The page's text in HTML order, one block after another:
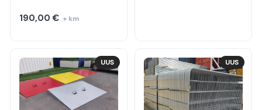
190,00€ + km
UUS UUS